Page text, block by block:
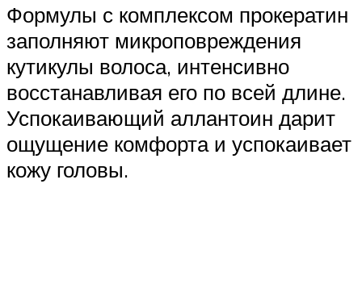
Формулы с комплексом прокератин
заполняют микроповреждения
кутикулы волоса, интенсивно
восстанавливая его по всей длине.
Успокаивающий аллантоин дарит
ощущение комфорта и успокаивает
кожу головы.